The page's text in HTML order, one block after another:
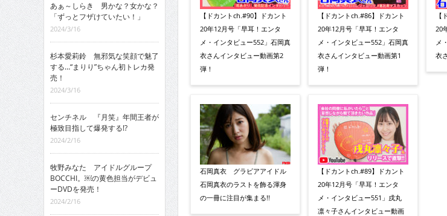
【ドカントch.#90】ドカント
20年12月号「早耳！エンタ
メ・インタビュー552」石岡真
衣さんインタビュー動画第2
弾！
石岡真衣 グラビアアイドル
石岡真衣のラストを飾る渾身
の一冊に注目が集まる!!
【ドカントch.#86】ドカント
20年12月号「早耳！エンタ
メ・インタビュー552」石岡真
衣さんインタビュー動画第1
弾！
【ドカントch.#89】ドカント
20年12月号「早耳！エンタ
メ・インタビュー551」戌丸
凛々子さんインタビュー動画
【
20
メ
衣
あぁ～しらき 男かな？女かな？
「ずっとフザけていたい！」
2024/3/16
杉本愛莉鈴 無邪気な笑顔で魅了
する…“まりり”ちゃん初トレカ発
売！
2024/3/16
センチネル 『月笑』年間王者が
極致目指して爆発する!?
2024/2/16
牧野みなた アイドルグループ
BOCCHI。￼の黄色担当がデビュ
ーDVDを発売！
2024/2/16